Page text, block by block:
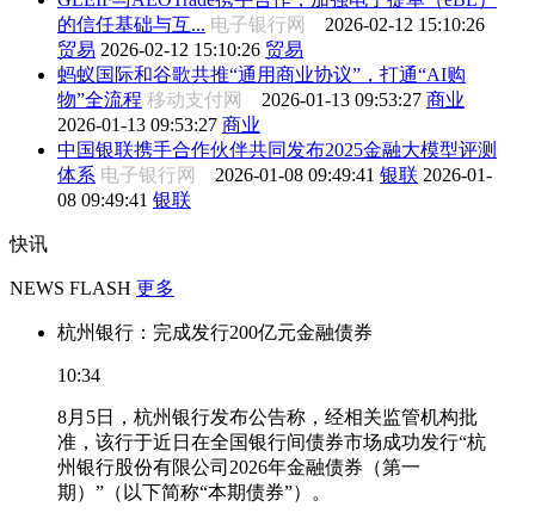
的信任基础与互... 电子银行网 2026-02-12 15:10:26
贸易 2026-02-12 15:10:26 贸易
蚂蚁国际和谷歌共推“通用商业协议”，打通“AI购
物”全流程 移动支付网 2026-01-13 09:53:27 商业
2026-01-13 09:53:27 商业
中国银联携手合作伙伴共同发布2025金融大模型评测
体系 电子银行网 2026-01-08 09:49:41 银联 2026-01-
08 09:49:41 银联
快讯
NEWS FLASH 更多
杭州银行：完成发行200亿元金融债券
10:34
8月5日，杭州银行发布公告称，经相关监管机构批
准，该行于近日在全国银行间债券市场成功发行“杭
州银行股份有限公司2026年金融债券（第一
期）”（以下简称“本期债券”）。